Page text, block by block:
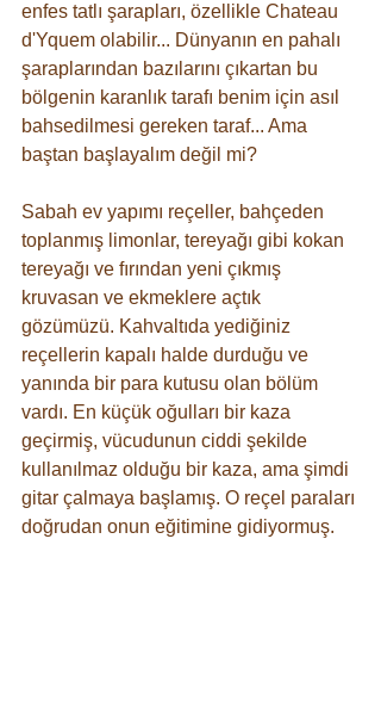
enfes tatlı şarapları, özellikle Chateau
d'Yquem olabilir... Dünyanın en pahalı
şaraplarından bazılarını çıkartan bu
bölgenin karanlık tarafı benim için asıl
bahsedilmesi gereken taraf... Ama
baştan başlayalım değil mi?
Sabah ev yapımı reçeller, bahçeden
toplanmış limonlar, tereyağı gibi kokan
tereyağı ve fırından yeni çıkmış
kruvasan ve ekmeklere açtık
gözümüzü. Kahvaltıda yediğiniz
reçellerin kapalı halde durduğu ve
yanında bir para kutusu olan bölüm
vardı. En küçük oğulları bir kaza
geçirmiş, vücudunun ciddi şekilde
kullanılmaz olduğu bir kaza, ama şimdi
gitar çalmaya başlamış. O reçel paraları
doğrudan onun eğitimine gidiyormuş.